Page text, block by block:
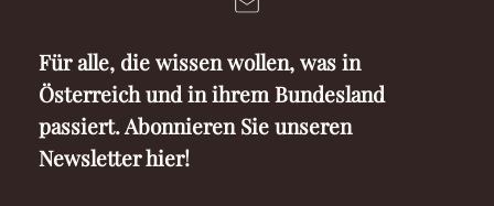
Für alle, die wissen wollen, was in
Österreich und in ihrem Bundesland
passiert. Abonnieren Sie unseren
Newsletter hier!